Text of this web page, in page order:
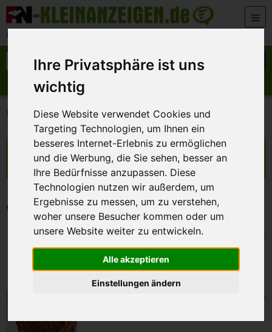
Ihre Privatsphäre ist uns
wichtig
Diese Website verwendet Cookies und
Targeting Technologien, um Ihnen ein
besseres Internet-Erlebnis zu ermöglichen
und die Werbung, die Sie sehen, besser an
Ihre Bedürfnisse anzupassen. Diese
Technologien nutzen wir außerdem, um
Ergebnisse zu messen, um zu verstehen,
woher unsere Besucher kommen oder um
unsere Website weiter zu entwickeln.
Alle akzeptieren
Einstellungen ändern
Zum Inhalt springen
Der beste Platz für deine kostenlose Anzeige
Suche nach:
Anzeige aufgeben
FN-Kleinanzeigen>Dienstleistungen>Reinigung & Haushaltshilfe
>
Putzfee Bamberg (m/w/d)
Diese Anzeige ist nicht mehr verfügbar!
Sie ist abgelaufen oder wurde vom Inserenten deaktiviert.
Weitere Kleinanzeigen
Bamberg
Suche Frau im besten Alter ….